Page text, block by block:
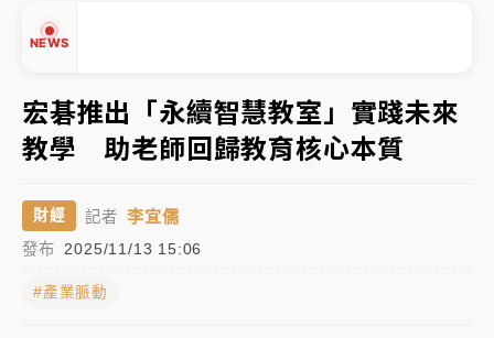
NEWS
中信慈善基金會想增加董事人數！辜仲諒向法院聲請遭
駁 理由曝光
故宮《龍藏經》特展第2檔！今線上預約開賣一度塞車
周六起展出延長至晚上7時
台東農業處長涉圖利渡假村！東檢抗告成功 今重開羈
父親節泡湯了！中颱白海豚雨彈轟3天 「紅到發紫」降
雨熱區曝
宏碁推出「永續智慧教室」實踐未來
教學 助老師回歸教育核心本質
財經 記者 李宜儒
發布 2025/11/13 15:06
#產業脈動